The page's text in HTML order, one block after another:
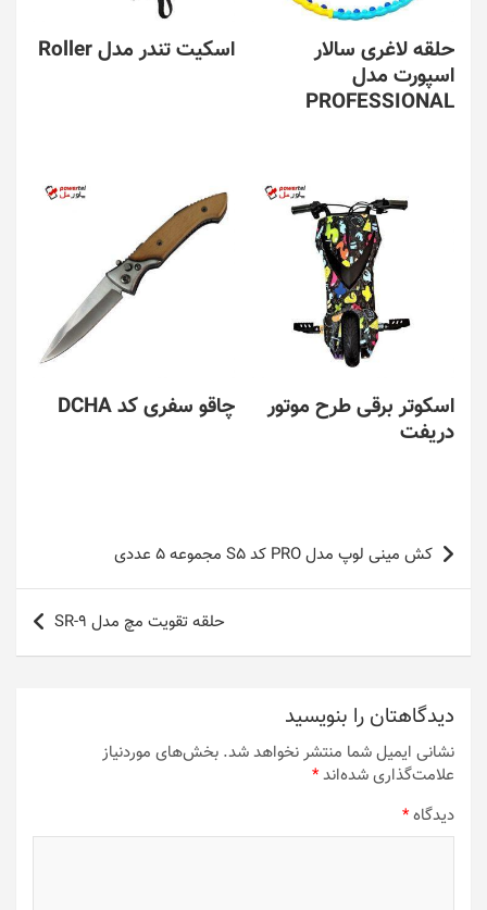
حلقه لاغری سالار
اسپورت مدل
PROFESSIONAL
اسکیت تندر مدل Roller
اسکوتر برقی طرح موتور
دریفت
چاقو سفری کد DCHA
راهبری
نوشته
کش مینی لوپ مدل PRO کد S5 مجموعه 5 عددی
حلقه تقویت مچ مدل SR-9
دیدگاهتان را بنویسید
نشانی ایمیل شما منتشر نخواهد شد. بخش‌های موردنیاز
علامت‌گذاری شده‌اند*
دیدگاه*